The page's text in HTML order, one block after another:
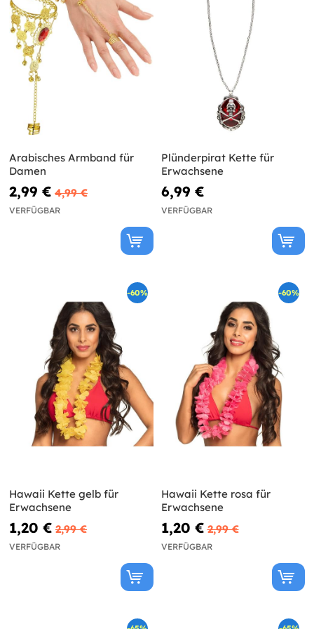
Arabisches Armband für
Damen
2,99 € 4,99 €
VERFÜGBAR
Plünderpirat Kette für
Erwachsene
6,99 €
VERFÜGBAR
-60%
Hawaii Kette gelb für
Erwachsene
1,20 € 2,99 €
VERFÜGBAR
-60%
Hawaii Kette rosa für
Erwachsene
1,20 € 2,99 €
VERFÜGBAR